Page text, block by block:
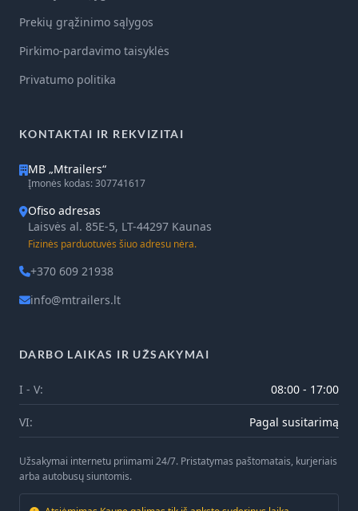
Prekių grąžinimo sąlygos
Pirkimo-pardavimo taisyklės
Privatumo politika
KONTAKTAI IR REKVIZITAI
MB „Mtrailers“
Įmonės kodas: 307741617
Ofiso adresas
Laisvės al. 85E-5, LT-44297 Kaunas
Fizinės parduotuvės šiuo adresu nėra.
+370 609 21938
info@mtrailers.lt
DARBO LAIKAS IR UŽSAKYMAI
I - V: 08:00 - 17:00
VI: Pagal susitarimą
Užsakymai internetu priimami 24/7. Pristatymas paštomatais, kurjeriais
arba autobusų siuntomis.